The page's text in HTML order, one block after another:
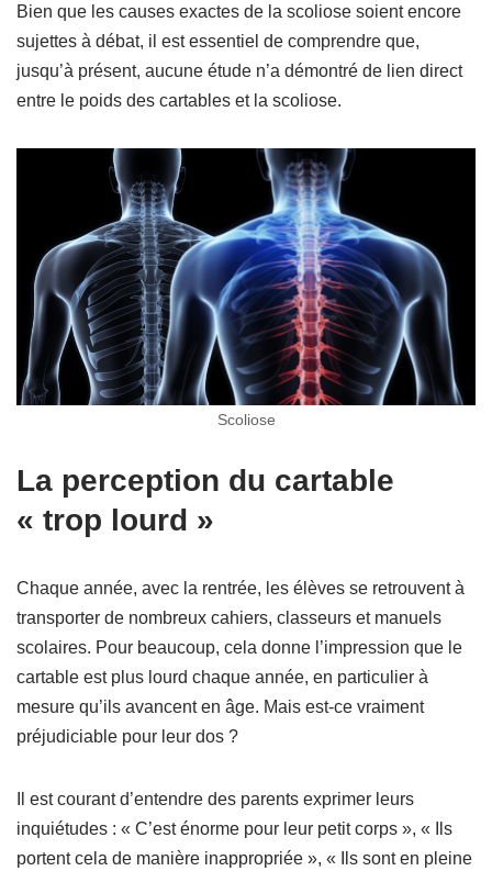
Bien que les causes exactes de la scoliose soient encore
sujettes à débat, il est essentiel de comprendre que,
jusqu’à présent, aucune étude n’a démontré de lien direct
entre le poids des cartables et la scoliose.
Scoliose
La perception du cartable
« trop lourd »
Chaque année, avec la rentrée, les élèves se retrouvent à
transporter de nombreux cahiers, classeurs et manuels
scolaires. Pour beaucoup, cela donne l’impression que le
cartable est plus lourd chaque année, en particulier à
mesure qu’ils avancent en âge. Mais est-ce vraiment
préjudiciable pour leur dos ?
Il est courant d’entendre des parents exprimer leurs
inquiétudes : « C’est énorme pour leur petit corps », « Ils
portent cela de manière inappropriée », « Ils sont en pleine